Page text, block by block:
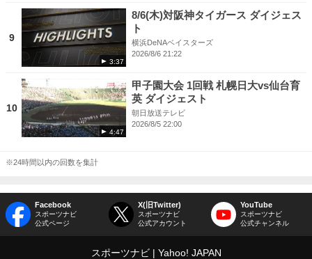
9
3:37
8/6(木)対阪神タイガース ダイジェス
ト
横浜DeNAベイスターズ
2026/8/6 21:22
10
4:47
甲子園大会 1回戦 札幌日大vs仙台育
英 ダイジェスト
朝日放送テレビ
2026/8/5 22:00
※24時間以内の回数を集計
Facebook
スポーツナビ
公式ページ
X(旧Twitter)
スポーツナビ
公式アカウント
YouTube
スポーツナビ
公式チャンネル
スポーツナビ Yahoo! JAPAN